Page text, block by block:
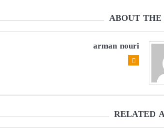
ABOUT
arman nouri
RELATED